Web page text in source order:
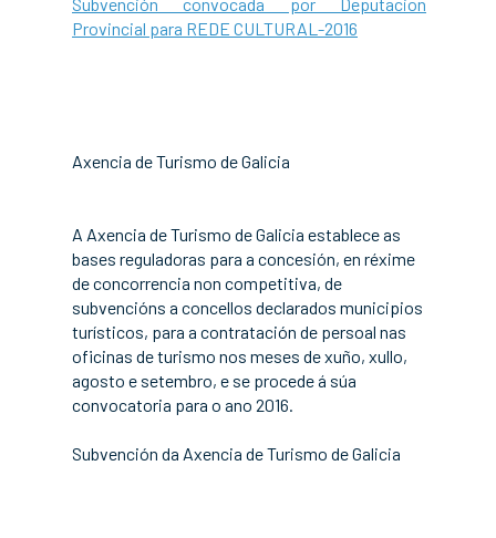
Provincial para REDE CULTURAL-2016
Axencia de Turismo de Galicia
A Axencia de Turismo de Galicia establece as
bases reguladoras para a concesión, en réxime
de concorrencia non competitiva, de
subvencións a concellos declarados municipios
turísticos, para a contratación de persoal nas
oficinas de turismo nos meses de xuño, xullo,
agosto e setembro, e se procede á súa
convocatoria para o ano 2016.
Subvención da Axencia de Turismo de Galicia